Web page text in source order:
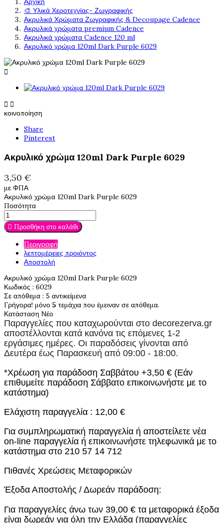
🎨 Υλικά Χεροτεχνίας- Ζωγραφικής
Ακρυλικά Χρώματα Ζωγραφικής & Decoupage Cadence
Ακρυλικά χρώματα premium Cadence
Ακρυλικά χρώματα Cadence 120 ml
Ακρυλικό χρώμα 120ml Dark Purple 6029

 
κοινοποίηση
Share
Pinterest
Ακρυλικό χρώμα 120ml Dark Purple 6029
3,50 €
με ΦΠΑ
Ακρυλικό χρώμα 120ml Dark Purple 6029
Ποσότητα
 Προσθήκη στο καλάθι
Περιγραφή
λεπτομέρειες προιόντος
Αποστολή
Ακρυλικό χρώμα 120ml Dark Purple 6029
Κωδικός : 6029
Σε απόθεμα : 5 αντικείμενα
Γρήγορα! μόνο 5 τεμάχια που έμειναν σε απόθεμα.
Κατάσταση Νέο
Παραγγελίες που καταχωρούνται στο decorezerva.gr
αποστέλλονται κατά κανόνα τις επόμενες 1-2
εργάσιμες ημέρες. Οι παραδόσεις γίνονται από
Δευτέρα έως Παρασκευή από 09:00 - 18:00.
*Χρέωση για παράδοση Σαββάτου +3,50 € (Εάν
επιθυμείτε παράδοση Σάββατο επικοινωνήστε με το
κατάστημα)
Ελάχιστη παραγγελία : 12,00 €
Για συμπληρωματική παραγγελία ή αποστείλετε νέα
on-line παραγγελία ή επικοινωνήστε τηλεφωνικά με το
κατάστημα στο 210 57 14 712
Πιθανές Χρεώσεις Μεταφορικών
Έξοδα Αποστολής / Δωρεάν παράδοση:
Για παραγγελίες άνω των 39,00 € τα μεταφορικά έξοδα
είναι δωρεάν για όλη την Ελλάδα (παραγγελίες